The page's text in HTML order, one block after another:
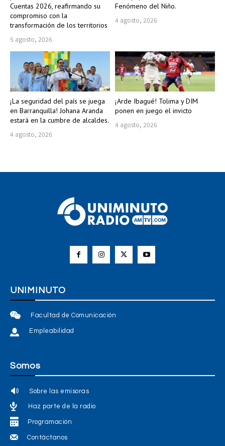
Cuentas 2026, reafirmando su
compromiso con la
transformación de los territorios
5 agosto, 2026
Fenómeno del Niño.
4 agosto, 2026
¡La seguridad del país se juega
en Barranquilla! Johana Aranda
estará en la cumbre de alcaldes.
4 agosto, 2026
¡Arde Ibagué! Tolima y DIM
ponen en juego el invicto
4 agosto, 2026
UNIMINUTO
Facultad de Comunicación
Empleabilidad
Somos
Sobre las emisoras
Haz parte de la radio
Programación
Contáctanos